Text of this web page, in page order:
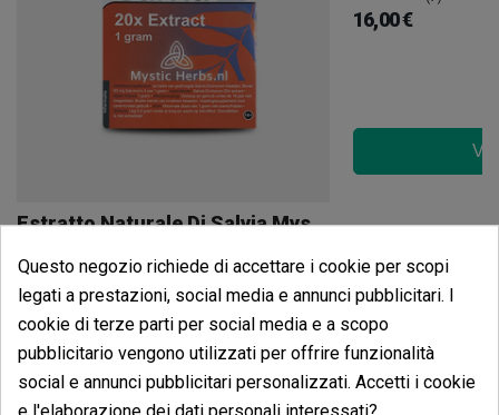
Estratto Naturale Di Salvia Mystic 20x
18,00 €
Vedi altro
16,00 €
Questo negozio richiede di accettare i cookie per scopi
legati a prestazioni, social media e annunci pubblicitari. I
cookie di terze parti per social media e a scopo
pubblicitario vengono utilizzati per offrire funzionalità
social e annunci pubblicitari personalizzati. Accetti i cookie